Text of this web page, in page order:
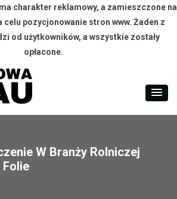
charakter reklamowy, a zamieszczone na
celu pozycjonowanie stron www. Żaden z
od użytkowników, a wszystkie zostały
opłacone.
W Branży Rolniczej
Folie